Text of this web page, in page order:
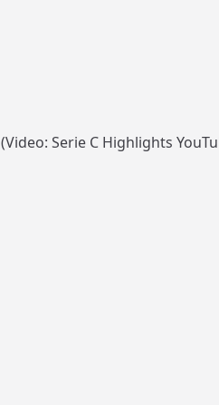
(Video: Serie C Highlights